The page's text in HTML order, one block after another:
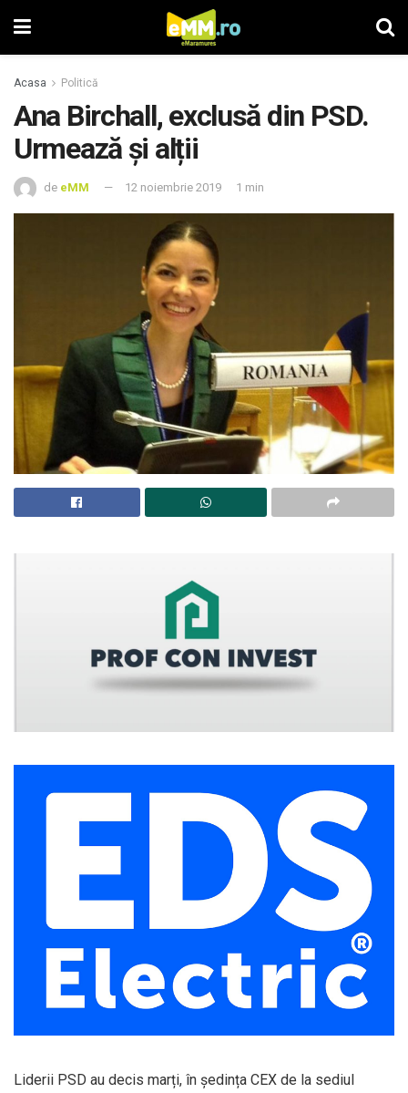
Acasa Politică
Ana Birchall, exclusă din PSD.
Urmează și alții
de eMM 12 noiembrie 2019 1 min
Liderii PSD au decis marți, în ședința CEX de la sediul